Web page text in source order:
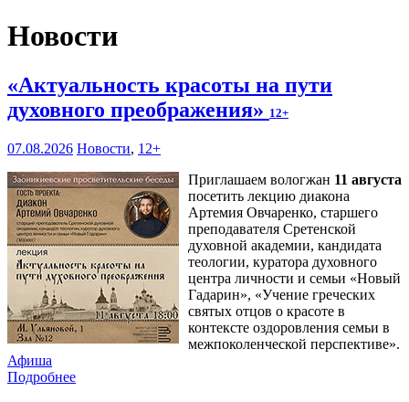
Новости
«Актуальность красоты на пути
духовного преображения» 12+
07.08.2026 Новости, 12+
Приглашаем вологжан 11 августа
посетить лекцию диакона
Артемия Овчаренко, старшего
преподавателя Сретенской
духовной академии, кандидата
теологии, куратора духовного
центра личности и семьи «Новый
Гадарин», «Учение греческих
святых отцов о красоте в
контексте оздоровления семьи в
межпоколенческой перспективе».
Афиша
Подробнее